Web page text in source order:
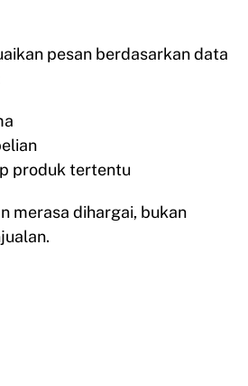
pesan berdasarkan data
produk tertentu
merasa dihargai, bukan